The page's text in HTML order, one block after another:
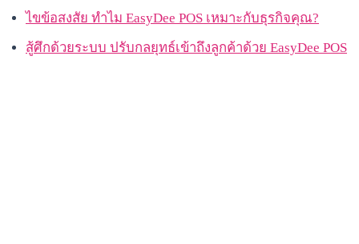
ไขข้อสงสัย ทำไม EasyDee POS เหมาะกับธุรกิจคุณ?
สู้ศึกด้วยระบบ ปรับกลยุทธ์เข้าถึงลูกค้าด้วย EasyDee POS